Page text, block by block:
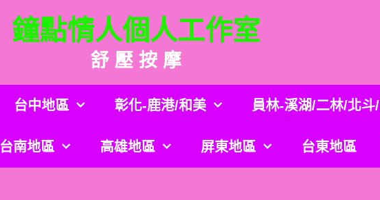
鐘點情人個人工作室
舒 壓 按 摩
台中地區 彰化-鹿港/和美 員林-溪湖/二林/北斗
台南地區 高雄地區 屏東地區 台東地區